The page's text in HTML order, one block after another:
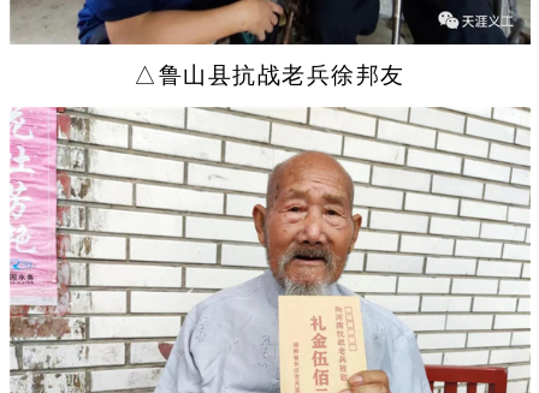
△鲁山县抗战老兵徐邦友